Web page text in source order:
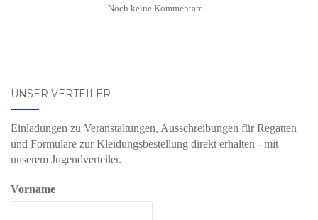
Noch keine Kommentare
UNSER VERTEILER
Einladungen zu Veranstaltungen, Ausschreibungen für Regatten
und Formulare zur Kleidungsbestellung direkt erhalten - mit
unserem Jugendverteiler.
Vorname